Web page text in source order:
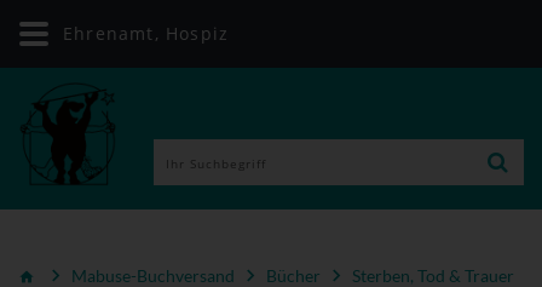
Mabuse-Buchversand Bücher
Sterben, Tod & Trauer
Ehrenamt, Hospiz